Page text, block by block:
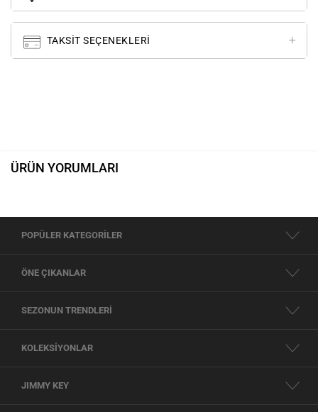
TAKSIT SEÇENEKLERI
ÜRÜN YORUMLARI
POPÜLER KATEGORİLER
ÖNE ÇIKANLAR
SEZONUN TRENDLERİ
KOLEKSİYONLAR
JIMMY KEY